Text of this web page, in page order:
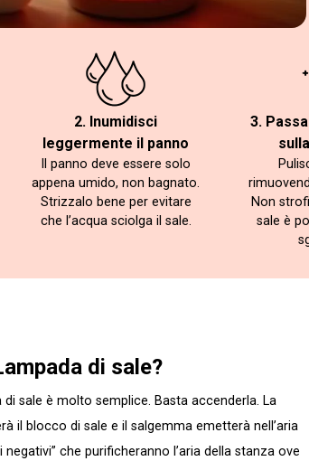
2. Inumidisci
leggermente il panno
Il panno deve essere solo
appena umido, non bagnato.
Strizzalo bene per evitare
che l’acqua sciolga il sale.
3.
Non
sale è
di sale?
di sale è molto semplice. Basta accenderla. La
il blocco di sale e il salgemma emetterà nell’aria
che purificheranno l’aria della stanza ove